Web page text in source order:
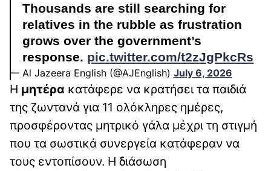
Thousands are still searching for
relatives in the rubble as frustration
grows over the government’s
response. pic.twitter.com/t2zJgPkcRs
— Al Jazeera English (@AJEnglish) July 6, 2026
Η μητέρα κατάφερε να κρατήσει τα παιδιά
της ζωντανά για 11 ολόκληρες ημέρες,
προσφέροντας μητρικό γάλα μέχρι τη στιγμή
που τα σωστικά συνεργεία κατάφεραν να
τους εντοπίσουν. Η διάσωση